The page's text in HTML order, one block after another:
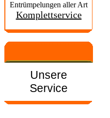
Entrümpelungen aller Art
Komplettservice
Unsere
Service